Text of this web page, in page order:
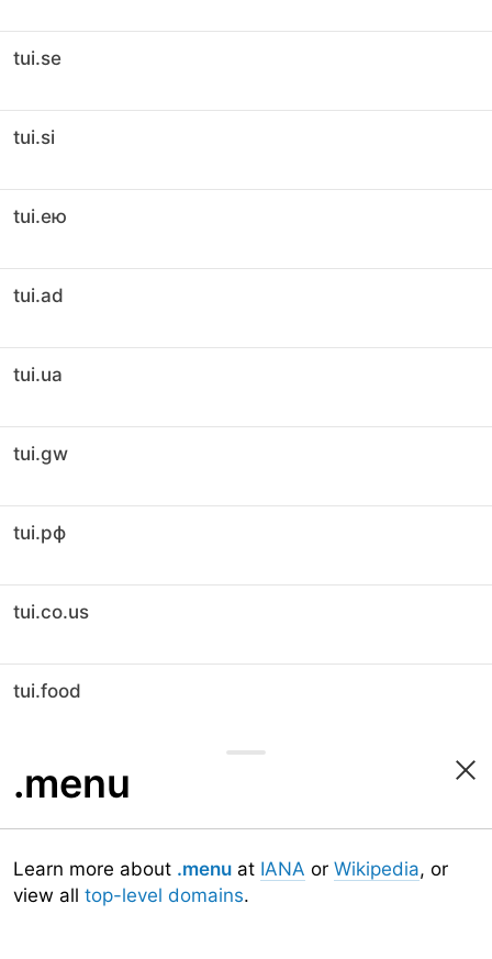
tui.se
tui.si
tui.ею
tui.ad
tui.ua
tui.gw
tui.рф
tui.co.us
tui.food
.menu
Learn more about .menu at IANA or Wikipedia, or
view all top-level domains.